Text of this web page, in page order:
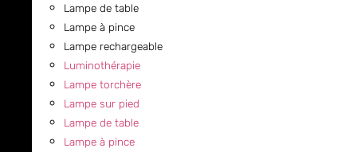
Lampe de table
Lampe à pince
Lampe rechargeable
Luminothérapie
Lampe torchère
Lampe sur pied
Lampe de table
Lampe à pince